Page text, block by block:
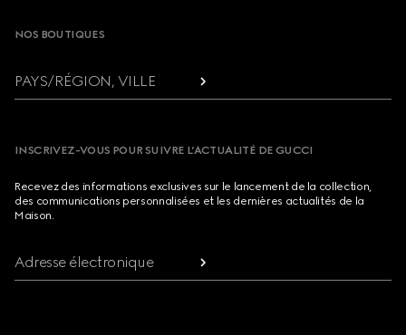
NOS BOUTIQUES
PAYS/RÉGION, VILLE
INSCRIVEZ-VOUS POUR SUIVRE L’ACTUALITÉ DE GUCCI
Recevez des informations exclusives sur le lancement de la collection,
des communications personnalisées et les dernières actualités de la
Maison.
Adresse électronique